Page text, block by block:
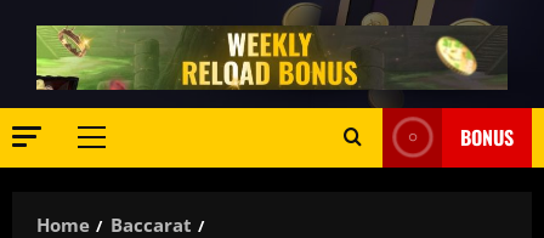
Primary
BONUS
Home
Baccarat